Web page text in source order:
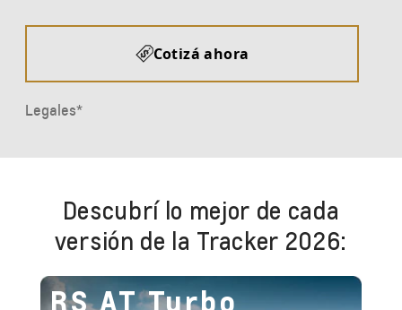
Descubrí lo mejor de cada
versión de la Tracker 2026:
RS AT Turbo